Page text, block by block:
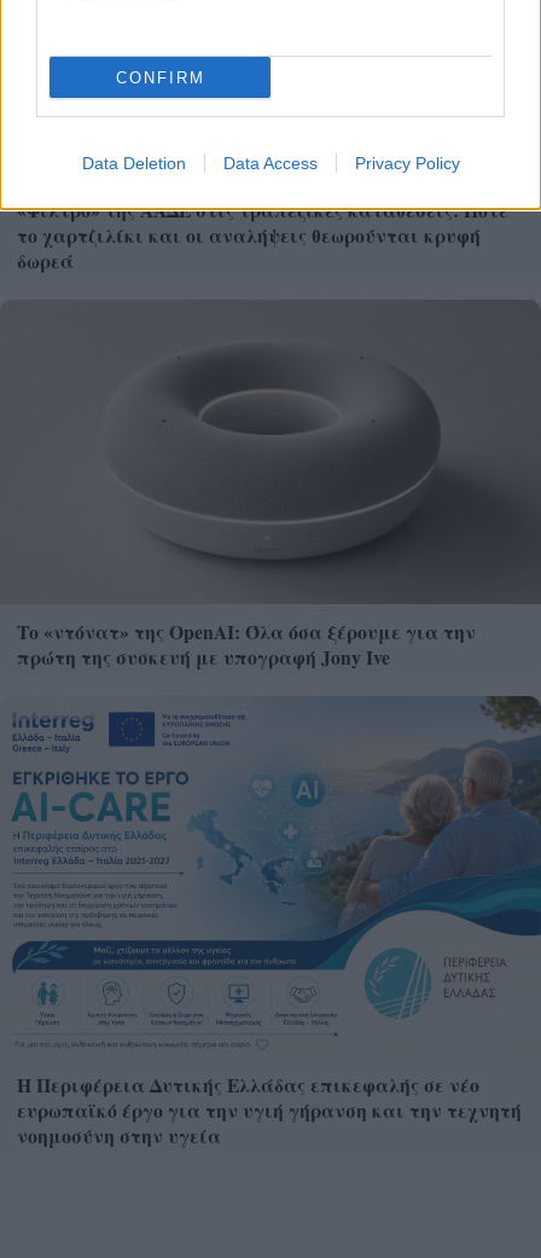
CONFIRM
Data Deletion Data Access Privacy Policy
«Φίλτρο» της ΑΑΔΕ στις τραπεζικές καταθέσεις: Πότε
το χαρτζιλίκι και οι αναλήψεις θεωρούνται κρυφή
δωρεά
Το «ντόνατ» της OpenAI: Όλα όσα ξέρουμε για την
πρώτη της συσκευή με υπογραφή Jony Ive
Η Περιφέρεια Δυτικής Ελλάδας επικεφαλής σε νέο
ευρωπαϊκό έργο για την υγιή γήρανση και την τεχνητή
νοημοσύνη στην υγεία